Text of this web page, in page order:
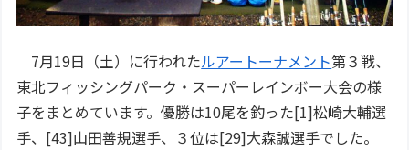
7月19日（土）に行われたルアートーナメント第３戦、
東北フィッシングパーク・スーパーレインボー大会の様
子をまとめています。優勝は10尾を釣った[1]松崎大輔選
手、[43]山田善規選手、３位は[29]大森誠選手でした。